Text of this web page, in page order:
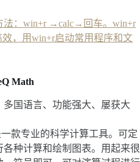
法：win+r →calc→回车。win+r
，用win+r启动常用程序和文
Math
国语言、功能强大、屡获大
一款专业的科学计算工具。可定
种计算和绘制图表。用起来很